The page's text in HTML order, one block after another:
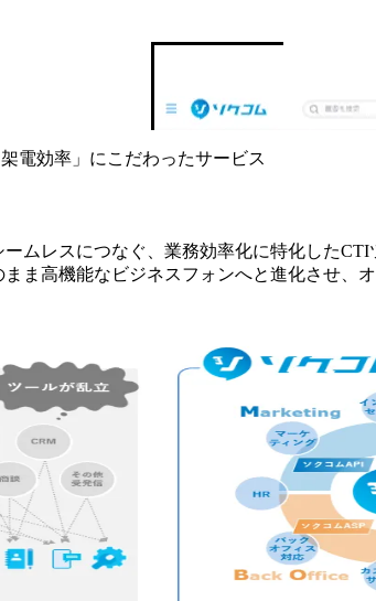
電効率」にこだわったサービス
ムレスにつなぐ、業務効率化に特化したCTI
ま高機能なビジネスフォンへと進化させ、